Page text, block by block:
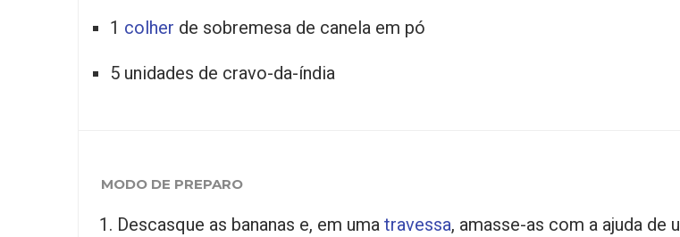
1 colher de sobremesa de canela em pó
5 unidades de cravo-da-índia
MODO DE PREPARO
Descasque as bananas e, em uma travessa, amasse-as com a ajuda de